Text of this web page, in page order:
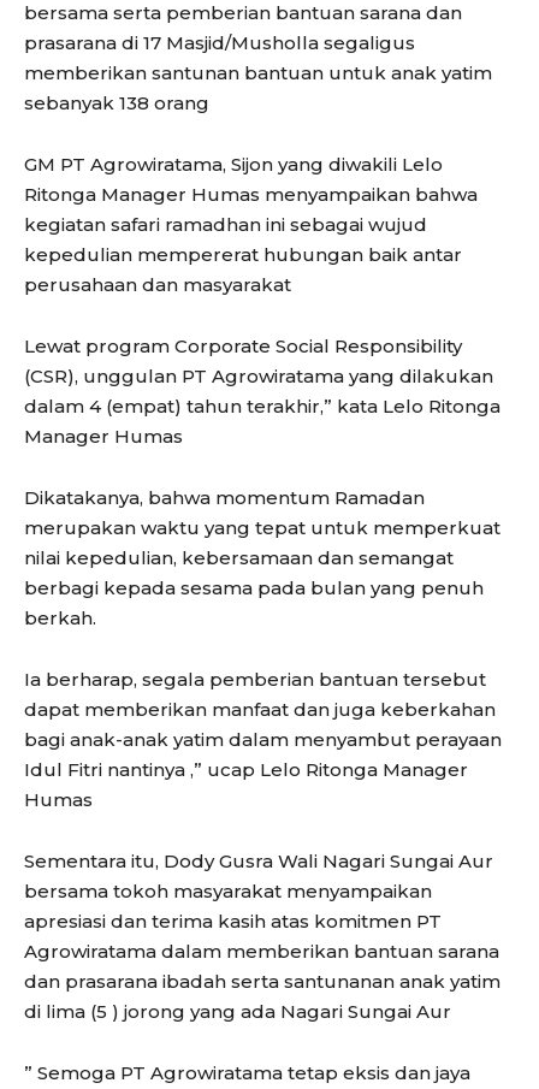
bersama serta pemberian bantuan sarana dan
prasarana di 17 Masjid/Musholla segaligus
memberikan santunan bantuan untuk anak yatim
sebanyak 138 orang
GM PT Agrowiratama, Sijon yang diwakili Lelo
Ritonga Manager Humas menyampaikan bahwa
kegiatan safari ramadhan ini sebagai wujud
kepedulian mempererat hubungan baik antar
perusahaan dan masyarakat
Lewat program Corporate Social Responsibility
(CSR), unggulan PT Agrowiratama yang dilakukan
dalam 4 (empat) tahun terakhir,” kata Lelo Ritonga
Manager Humas
Dikatakanya, bahwa momentum Ramadan
merupakan waktu yang tepat untuk memperkuat
nilai kepedulian, kebersamaan dan semangat
berbagi kepada sesama pada bulan yang penuh
berkah.
Ia berharap, segala pemberian bantuan tersebut
dapat memberikan manfaat dan juga keberkahan
bagi anak-anak yatim dalam menyambut perayaan
Idul Fitri nantinya ,” ucap Lelo Ritonga Manager
Humas
Sementara itu, Dody Gusra Wali Nagari Sungai Aur
bersama tokoh masyarakat menyampaikan
apresiasi dan terima kasih atas komitmen PT
Agrowiratama dalam memberikan bantuan sarana
dan prasarana ibadah serta santunanan anak yatim
di lima (5 ) jorong yang ada Nagari Sungai Aur
” Semoga PT Agrowiratama tetap eksis dan jaya